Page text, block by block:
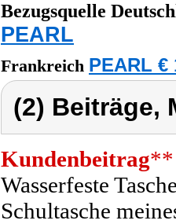
Bezugsquelle
PEARL
Frankreich PEARL €
(2) Beiträge,
Kundenbeitrag**
Wasserfeste
Schultasche